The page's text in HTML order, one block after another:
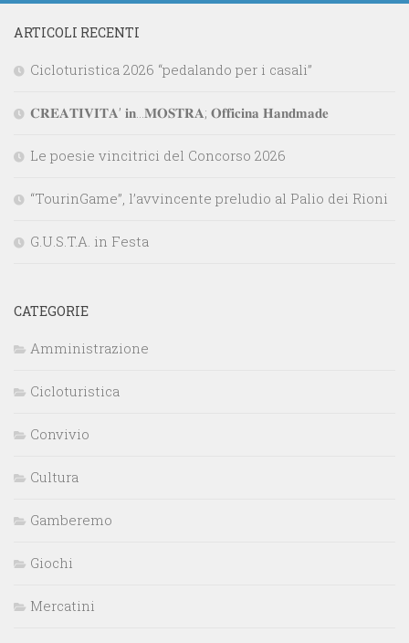
ARTICOLI RECENTI
Cicloturistica 2026 “pedalando per i casali”
𝐂𝐑𝐄𝐀𝐓𝐈𝐕𝐈𝐓𝐀’ 𝐢𝐧…𝐌𝐎𝐒𝐓𝐑𝐀; 𝐎𝐟𝐟𝐢𝐜𝐢𝐧𝐚 𝐇𝐚𝐧𝐝𝐦𝐚𝐝𝐞
Le poesie vincitrici del Concorso 2026
“TourinGame”, l’avvincente preludio al Palio dei Rioni
G.U.S.T.A. in Festa
CATEGORIE
Amministrazione
Cicloturistica
Convivio
Cultura
Gamberemo
Giochi
Mercatini